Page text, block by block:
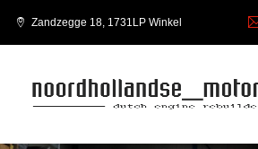
Zandzegge 18, 1731LP Winkel